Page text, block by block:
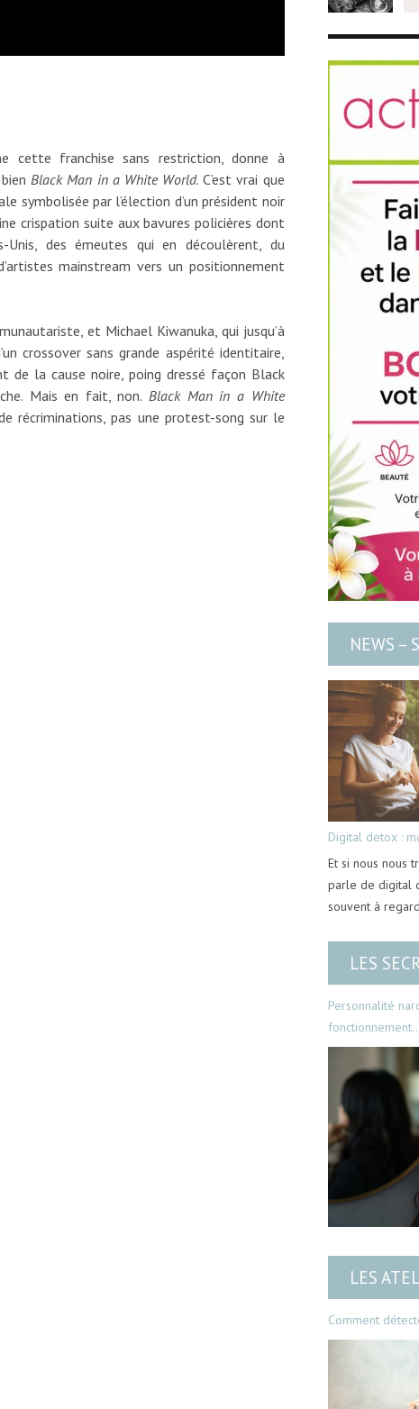
cette franchise sans restriction, donne à
bienBlack Man in a White World. C’est vrai que
symbolisée par l’élection d’un président noir
crispation suite aux bavures policières dont
des émeutes qui en découlèrent, du
mainstream vers un positionnement
et Michael Kiwanuka, qui jusqu’à
crossover sans grande aspérité identitaire,
de la cause noire, poing dressé façon Black
Mais en fait, non.Black Man in a White
récriminations, pas une protest-song sur le
NEWS –
Digital detox :
Et si nous nous
parle de digital
souvent à
LES
Personnalité
LES
Comment